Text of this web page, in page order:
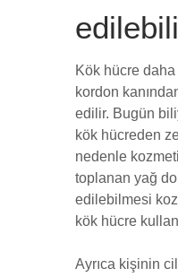
Kök hücre
kordon
edilir. Bugün
kök hücreden
nedenle
toplanan yağ
edilebilmesi
kök hücre
Ayrıca kişinin